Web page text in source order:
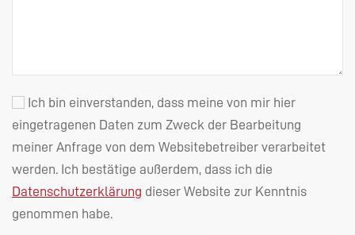
Ich bin einverstanden, dass meine von mir hier
eingetragenen Daten zum Zweck der Bearbeitung
meiner Anfrage von dem Websitebetreiber verarbeitet
werden. Ich bestätige außerdem, dass ich die
Datenschutzerklärung dieser Website zur Kenntnis
genommen habe.